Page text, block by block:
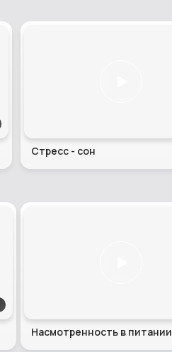
Стресс - сон
Насмотренность в питании